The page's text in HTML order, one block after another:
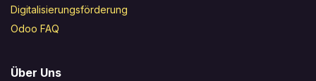
Digitalisierungsförderung
Odoo FAQ
Über Uns